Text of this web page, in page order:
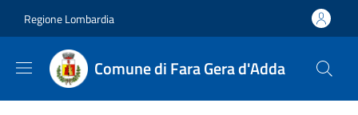
Regione Lombardia
Comune di Fara Gera d'Adda